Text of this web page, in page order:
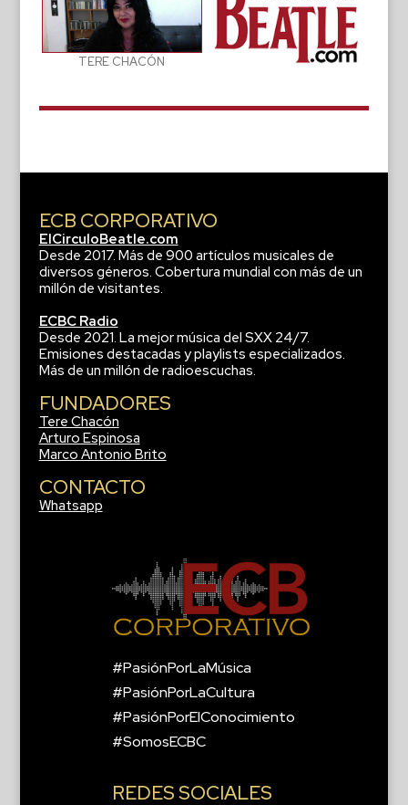
TERE CHACÓN
ECB CORPORATIVO
ElCirculoBeatle.com
Desde 2017. Más de 900 artículos musicales de
diversos géneros. Cobertura mundial con más de un
millón de visitantes.
ECBC Radio
Desde 2021. La mejor música del SXX 24/7.
Emisiones destacadas y playlists especializados.
Más de un millón de radioescuchas.
FUNDADORES
Tere Chacón
Arturo Espinosa
Marco Antonio Brito
CONTACTO
Whatsapp
#PasiónPorLaMúsica
#PasiónPorLaCultura
#PasiónPorElConocimiento
#SomosECBC
REDES SOCIALES